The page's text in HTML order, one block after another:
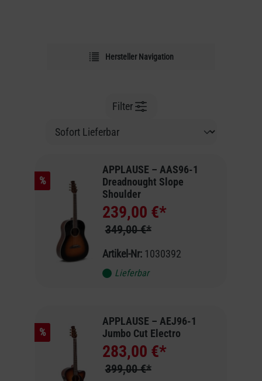
Hersteller Navigation
Filter
%
APPLAUSE – AAS96-1
Dreadnought Slope
Shoulder
239,00 €*
349,00 €*
Artikel-Nr: 1030392
Lieferbar
%
APPLAUSE – AEJ96-1
Jumbo Cut Electro
283,00 €*
399,00 €*